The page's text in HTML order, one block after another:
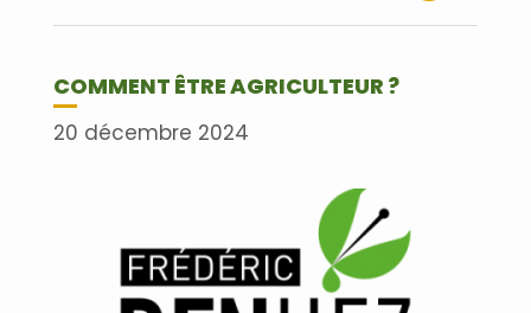
COMMENT ÊTRE AGRICULTEUR ?
20 décembre 2024